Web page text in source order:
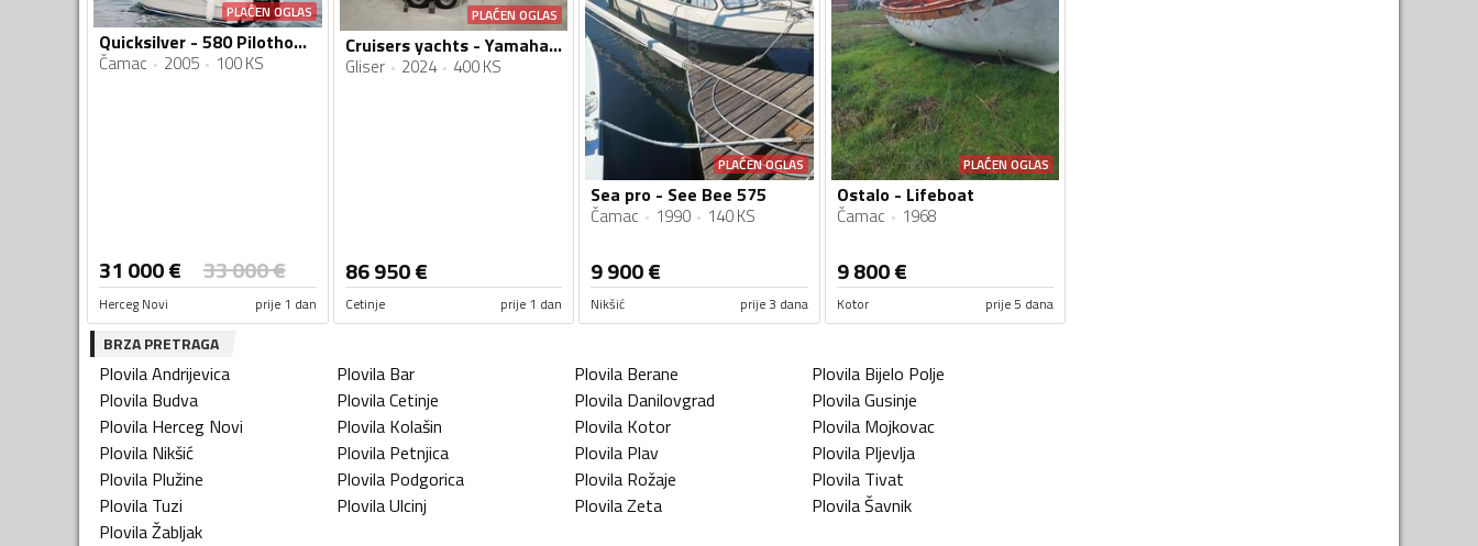
PLAĆEN OGLAS
Quicksilver - 580 Pilothouse
Čamac 2005 100 KS
31 000€ 33 000€
Herceg Novi prije 1 dan
PLAĆEN OGLAS
Cruisers yachts - Yamaha 222 S
Gliser 2024 400 KS
86 950€
Cetinje prije 1 dan
PLAĆEN OGLAS
Sea pro - See Bee 575
Čamac 1990 140 KS
9 900€
Nikšić prije 3 dana
PLAĆEN OGLAS
Ostalo - Lifeboat
Čamac 1968
9 800€
Kotor prije 5 dana
BRZA PRETRAGA
PlovilaAndrijevica Plovila Bar Plovila Berane Plovila Bijelo Polje
Plovila Budva PlovilaCetinje Plovila Danilovgrad PlovilaGusinje
Plovila Herceg Novi Plovila Kolašin Plovila Kotor Plovila Mojkovac
Plovila Nikšić Plovila Petnjica Plovila Plav Plovila Pljevlja
Plovila Plužine Plovila Podgorica Plovila Rožaje Plovila Tivat
Plovila Tuzi PlovilaUlcinj PlovilaZeta PlovilaŠavnik
PlovilaŽabljak